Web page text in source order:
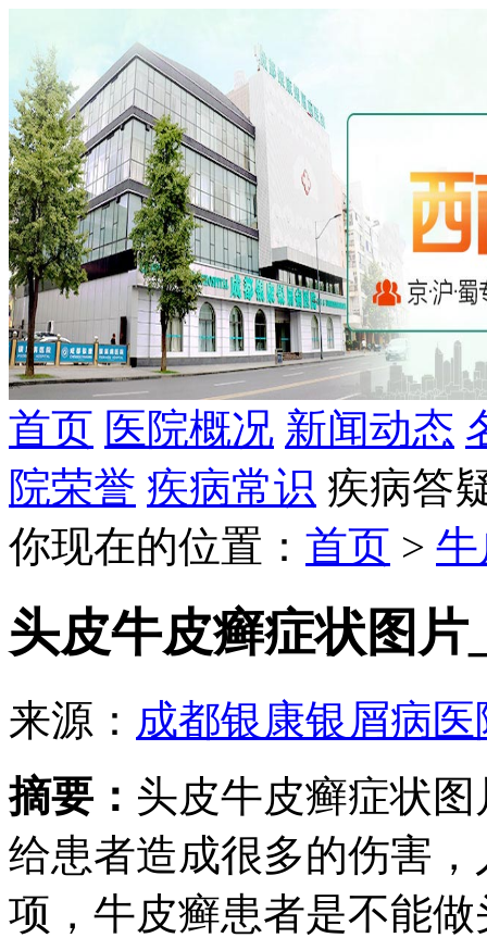
首页 医院概况 新闻动态
院荣誉 疾病常识 疾病答
你现在的位置： 首页 >
头皮牛皮癣症状图片
来源： 成都银康银屑病医
摘要： 头皮牛皮癣症状
给患者造成很多的伤害
项，牛皮癣患者是不能